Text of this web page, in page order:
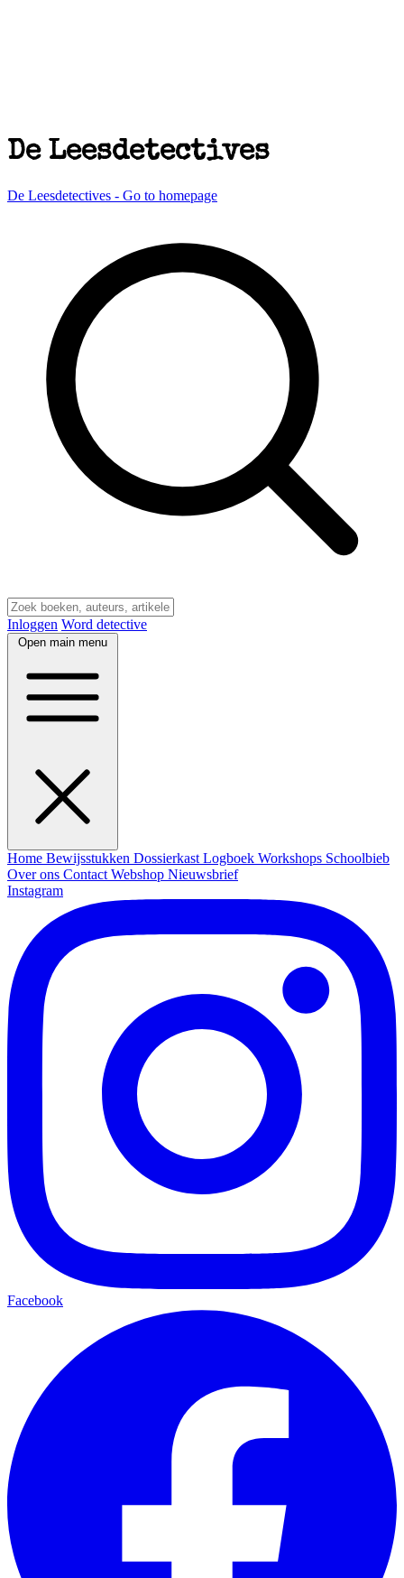
De Leesdetectives
De Leesdetectives - Go to homepage
Inloggen Word detective
Open main menu
Home Bewijsstukken Dossierkast Logboek Workshops Schoolbieb
Over ons Contact Webshop Nieuwsbrief
Instagram
Facebook